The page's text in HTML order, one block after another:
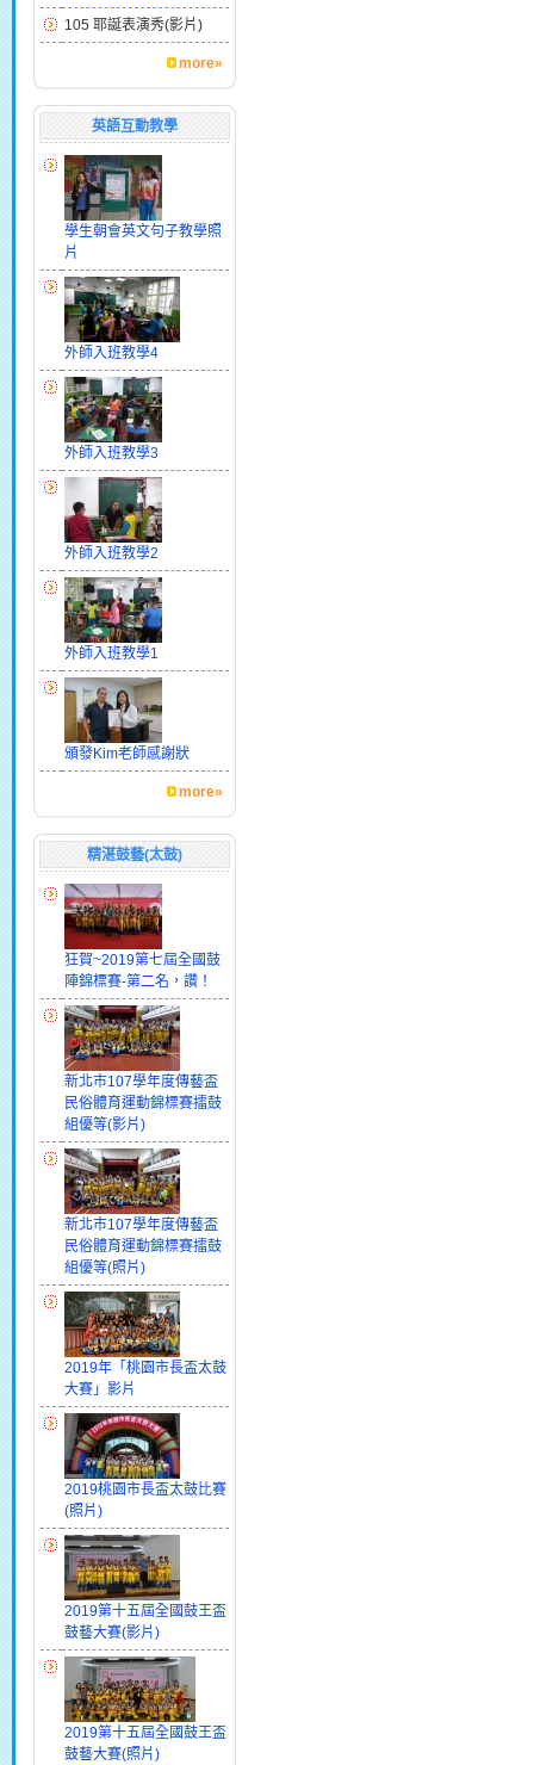
105 耶誕表演秀(影片)
more»
英語互動教學
學生朝會英文句子教學照
片
外師入班教學4
外師入班教學3
外師入班教學2
外師入班教學1
頒發Kim老師感謝狀
more»
精湛鼓藝(太鼓)
狂賀~2019第七屆全國鼓
陣錦標賽-第二名，讚！
新北市107學年度傳藝盃
民俗體育運動錦標賽擂鼓
組優等(影片)
新北市107學年度傳藝盃
民俗體育運動錦標賽擂鼓
組優等(照片)
2019年「桃園市長盃太鼓
大賽」影片
2019桃園市長盃太鼓比賽
(照片)
2019第十五屆全國鼓王盃
鼓藝大賽(影片)
2019第十五屆全國鼓王盃
鼓藝大賽(照片)